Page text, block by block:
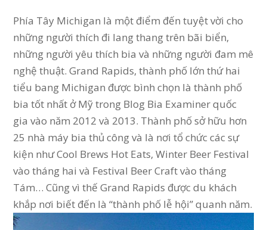
Phía Tây Michigan là một điểm đến tuyệt vời cho
những người thích đi lang thang trên bãi biển,
những người yêu thích bia và những người đam mê
nghệ thuật. Grand Rapids, thành phố lớn thứ hai
tiểu bang Michigan được bình chọn là thành phố
bia tốt nhất ở Mỹ trong Blog Bia Examiner quốc
gia vào năm 2012 và 2013. Thành phố sở hữu hơn
25 nhà máy bia thủ công và là nơi tổ chức các sự
kiện như Cool Brews Hot Eats, Winter Beer Festival
vào tháng hai và Festival Beer Craft vào tháng
Tám… Cũng vì thế Grand Rapids được du khách
khắp nơi biết đến là “thành phố lễ hội” quanh năm.